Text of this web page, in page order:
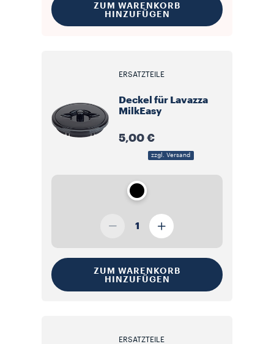
ZUM WARENKORB
HINZUFÜGEN
ERSATZTEILE
Deckel für Lavazza
MilkEasy
5,00 €
zzgl. Versand
1
ZUM WARENKORB
HINZUFÜGEN
ERSATZTEILE